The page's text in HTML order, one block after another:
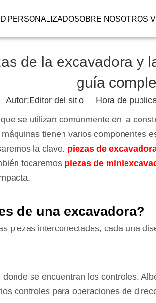
PERSONALIZADOSOBRE NOSOTROS
de la excavadora y
guía
del sitio Hora de
se utilizan comúnmente en la
tienen varios componentes
la clave. piezas de
tocaremos piezas de
de una excavadora?
piezas interconectadas, cada una
se encuentran los controles.
controles para operaciones de